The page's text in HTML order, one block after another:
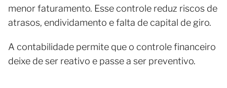
menor faturamento. Esse controle reduz riscos de
atrasos, endividamento e falta de capital de giro.
A contabilidade permite que o controle financeiro
deixe de ser reativo e passe a ser preventivo.